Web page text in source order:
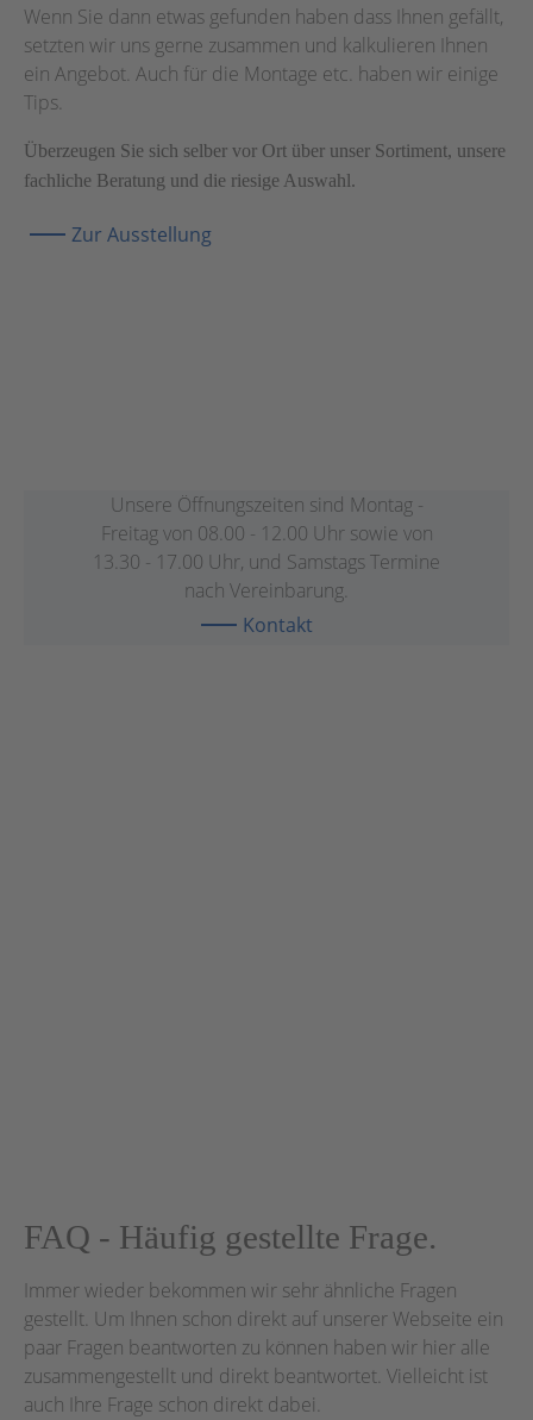
Wenn Sie dann etwas gefunden haben dass Ihnen gefällt,
setzten wir uns gerne zusammen und kalkulieren Ihnen
ein Angebot. Auch für die Montage etc. haben wir einige
Tips.
Überzeugen Sie sich selber vor Ort über unser Sortiment, unsere
fachliche Beratung und die riesige Auswahl.
Zur Ausstellung
Unsere Öffnungszeiten sind Montag -
Freitag von 08.00 - 12.00 Uhr sowie von
13.30 - 17.00 Uhr, und Samstags Termine
nach Vereinbarung.
Kontakt
FAQ - Häufig gestellte Frage.
Immer wieder bekommen wir sehr ähnliche Fragen
gestellt. Um Ihnen schon direkt auf unserer Webseite ein
paar Fragen beantworten zu können haben wir hier alle
zusammengestellt und direkt beantwortet. Vielleicht ist
auch Ihre Frage schon direkt dabei.